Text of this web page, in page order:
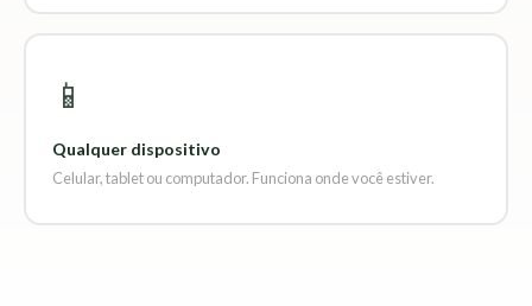
📱
Qualquer dispositivo
Celular, tablet ou computador. Funciona onde você estiver.